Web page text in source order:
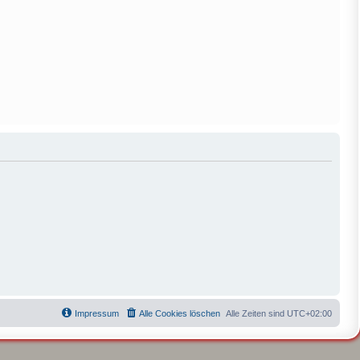
Alle Zeiten sind UTC+02:00
Alle Cookies löschen
Impressum